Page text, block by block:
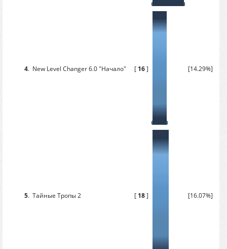
4. New Level Changer 6.0 "Начало" [ 16] [14.29%]
5. Тайные Тропы 2 [ 18] [16.07%]